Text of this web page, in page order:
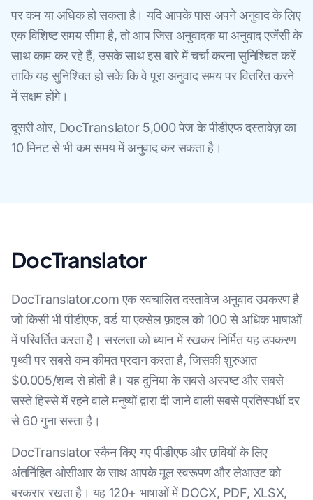
पर कम या अधिक हो सकता है। यदि आपके पास अपने अनुवाद के लिए
एक विशिष्ट समय सीमा है, तो आप जिस अनुवादक या अनुवाद एजेंसी के
साथ काम कर रहे हैं, उसके साथ इस बारे में चर्चा करना सुनिश्चित करें
ताकि यह सुनिश्चित हो सके कि वे पूरा अनुवाद समय पर वितरित करने
में सक्षम होंगे।
दूसरी ओर, DocTranslator 5,000 पेज के पीडीएफ दस्तावेज़ का
10 मिनट से भी कम समय में अनुवाद कर सकता है।
DocTranslator
DocTranslator.com एक स्वचालित दस्तावेज़ अनुवाद उपकरण है
जो किसी भी पीडीएफ, वर्ड या एक्सेल फ़ाइल को 100 से अधिक भाषाओं
में परिवर्तित करता है। सरलता को ध्यान में रखकर निर्मित यह उपकरण
पृथ्वी पर सबसे कम कीमत प्रदान करता है, जिसकी शुरुआत
$0.005/शब्द से होती है। यह दुनिया के सबसे अस्पष्ट और सबसे
सस्ते हिस्से में रहने वाले मनुष्यों द्वारा दी जाने वाली सबसे प्रतिस्पर्धी दर
से 60 गुना सस्ता है।
DocTranslator स्कैन किए गए पीडीएफ और छवियों के लिए
अंतर्निहित ओसीआर के साथ आपके मूल स्वरूपण और लेआउट को
बरकरार रखता है। यह 120+ भाषाओं में DOCX, PDF, XLSX,